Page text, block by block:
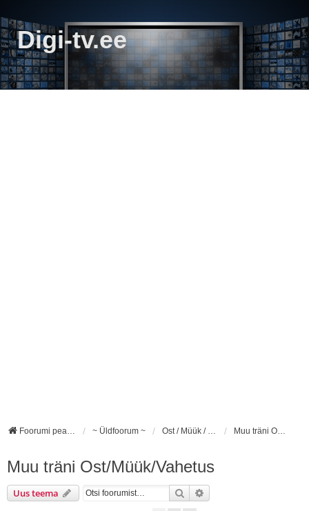
Digi-tv.ee
Foorumi pealeht ~ Üldfoorum ~ Ost / Müük / Vahetus Muu träni Ost/Müük/Vahetus
Muu träni Ost/Müük/Vahetus
Uus teema Otsi